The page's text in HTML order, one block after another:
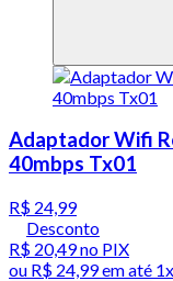
Adaptador Wifi
40mbps Tx01
R$ 24,99
Desconto
R$ 20,49no PIX
ou R$ 24,99em até